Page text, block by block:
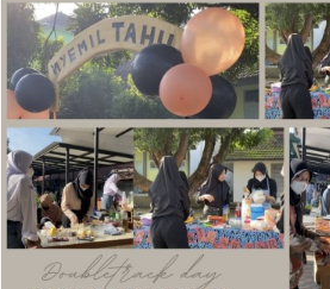
Bazar Doubletrack Entrepreneur:
Buka Stand dan Menjual...